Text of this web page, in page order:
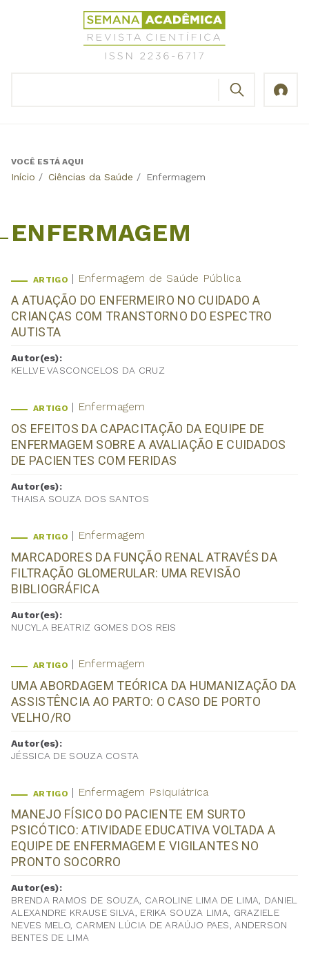
Revista
Científica
Semana
Back
VOCÊ ESTÁ AQUI
Início / Ciências da Saúde / Enfermagem
ENFERMAGEM
ARTIGO Enfermagem de Saúde Pública
A ATUAÇÃO DO ENFERMEIRO NO CUIDADO A
CRIANÇAS COM TRANSTORNO DO ESPECTRO
AUTISTA
Autor(es):
KELLVE VASCONCELOS DA CRUZ
ARTIGO Enfermagem
OS EFEITOS DA CAPACITAÇÃO DA EQUIPE DE
ENFERMAGEM SOBRE A AVALIAÇÃO E CUIDADOS
DE PACIENTES COM FERIDAS
Autor(es):
THAISA SOUZA DOS SANTOS
ARTIGO Enfermagem
MARCADORES DA FUNÇÃO RENAL ATRAVÉS DA
FILTRAÇÃO GLOMERULAR: UMA REVISÃO
BIBLIOGRÁFICA
Autor(es):
NUCYLA BEATRIZ GOMES DOS REIS
ARTIGO Enfermagem
UMA ABORDAGEM TEÓRICA DA HUMANIZAÇÃO DA
ASSISTÊNCIA AO PARTO: O CASO DE PORTO
VELHO/RO
Autor(es):
JÉSSICA DE SOUZA COSTA
ARTIGO Enfermagem Psiquiátrica
MANEJO FÍSICO DO PACIENTE EM SURTO
PSICÓTICO: ATIVIDADE EDUCATIVA VOLTADA A
EQUIPE DE ENFERMAGEM E VIGILANTES NO
PRONTO SOCORRO
Autor(es):
BRENDA RAMOS DE SOUZA, CAROLINE LIMA DE LIMA, DANIEL
ALEXANDRE KRAUSE SILVA, ERIKA SOUZA LIMA, GRAZIELE
NEVES MELO, CARMEN LÚCIA DE ARAÚJO PAES, ANDERSON
BENTES DE LIMA